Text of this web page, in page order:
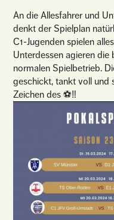
An die Allesfahrer und
denkt der Spielplan
C1-Jugenden spielen
Unterdessen agieren die
normalen Spielbetrieb.
geschickt, tankt voll und
Zeichen des ⚽️‼️